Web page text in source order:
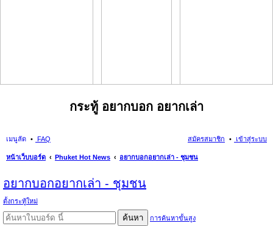
กระทู้ อยากบอก อยากเล่า
เมนูลัด FAQ เข้าสู่ระบบ
สมัครสมาชิก
หน้าเว็บบอร์ด Phuket Hot News
อยากบอกอยากเล่า - ชุมชน
อยากบอกอยากเล่า - ชุมชน
ตั้งกระทู้ใหม่
ค้นหา การค้นหาขั้นสูง